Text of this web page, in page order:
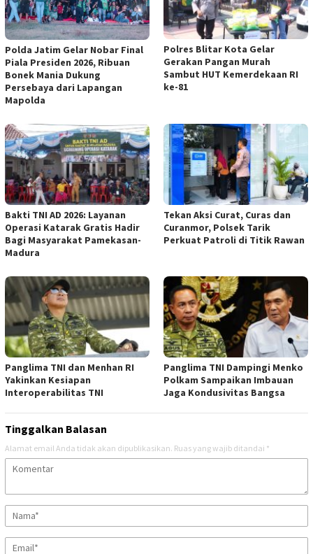
Polda Jatim Gelar Nobar Final
Piala Presiden 2026, Ribuan
Bonek Mania Dukung
Persebaya dari Lapangan
Mapolda
Polres Blitar Kota Gelar
Gerakan Pangan Murah
Sambut HUT Kemerdekaan RI
ke-81
Bakti TNI AD 2026: Layanan
Operasi Katarak Gratis Hadir
Bagi Masyarakat Pamekasan-
Madura
Tekan Aksi Curat, Curas dan
Curanmor, Polsek Tarik
Perkuat Patroli di Titik Rawan
Panglima TNI dan Menhan RI
Yakinkan Kesiapan
Interoperabilitas TNI
Panglima TNI Dampingi Menko
Polkam Sampaikan Imbauan
Jaga Kondusivitas Bangsa
Tinggalkan Balasan
Alamat email Anda tidak akan dipublikasikan. Ruas yang wajib ditandai *